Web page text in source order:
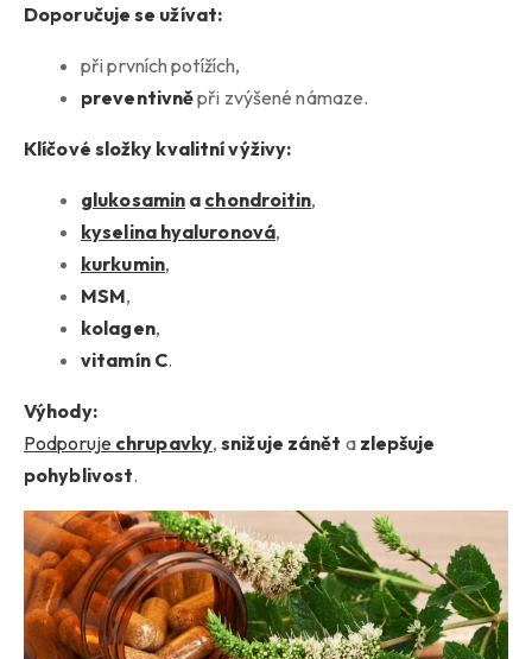
Doporučuje se užívat:
při prvních potížích,
preventivněpři zvýšené námaze.
Klíčové složky kvalitní výživy:
glukosamin a chondroitin,
kyselina hyaluronová,
kurkumin,
MSM,
kolagen,
vitamín C.
Výhody:
Podporuje chrupavky,snižuje zánět a zlepšuje
pohyblivost.